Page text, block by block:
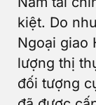
kiệt. Do
Ngoại giao
lượng thị
đối tượng